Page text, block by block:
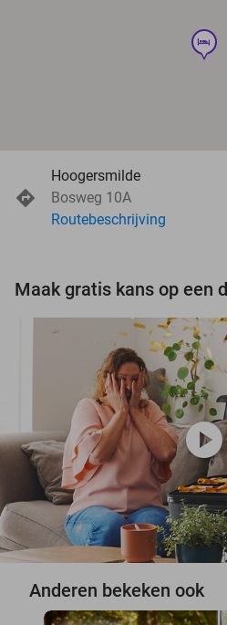
hotel
Hoogersmilde
Bosweg 10A
Routebeschrijving
play_circle
Anderen bekeken ook